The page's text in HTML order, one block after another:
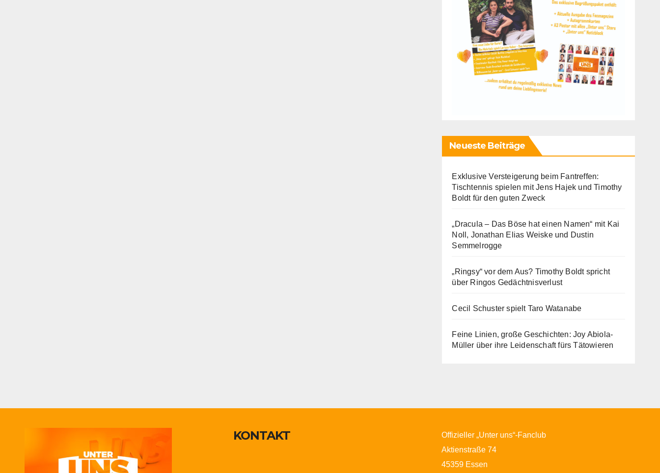
Neueste Beiträge
Exklusive Versteigerung beim Fantreffen:
Tischtennis spielen mit Jens Hajek und Timothy
Boldt für den guten Zweck
„Dracula – Das Böse hat einen Namen“ mit Kai
Noll, Jonathan Elias Weiske und Dustin
Semmelrogge
„Ringsy“ vor dem Aus? Timothy Boldt spricht
über Ringos Gedächtnisverlust
Cecil Schuster spielt Taro Watanabe
Feine Linien, große Geschichten: Joy Abiola-
Müller über ihre Leidenschaft fürs Tätowieren
KONTAKT
Offizieller „Unter uns“-Fanclub
Aktienstraße 74
45359 Essen